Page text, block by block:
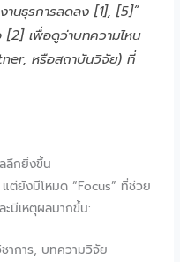
นธุรการลดลง [1], [5]”
เพื่อดูว่าบทความไหน
หรือสถาบันวิจัย) ที่
ลึกยิ่งขึ้น
ต่ยังมีโหมด “Focus” ที่ช่วย
ะมีเหตุผลมากขึ้น:
าการ, บทความวิจัย